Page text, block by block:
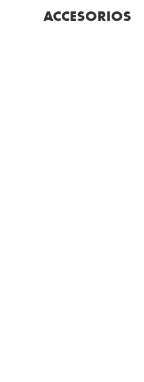
ACCESORIOS